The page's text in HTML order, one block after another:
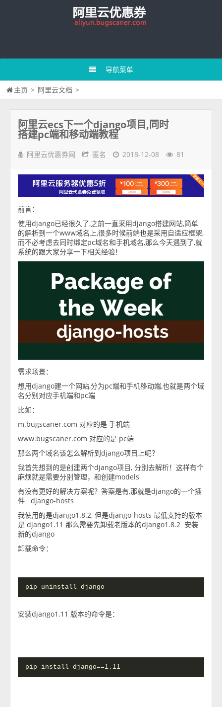
导航菜单
主页 > 阿里云文档 >
阿里云ecs下一个django项目,同时
搭建pc端和移动端教程
阿里云优惠券网 匿名 2018-12-08 81
前言：
使用django已经很久了,之前一直采用django搭建网站,简单
的解析到一个www域名上,很多时候前端也是采用自适应框架,
而不必考虑去同时绑定pc域名和手机域名,那么今天遇到了,就
系统的跟大家分享一下相关经验！
需求场景：
想用django建一个网站,分为pc端和手机移动端,也就是两个域
名分别对应手机端和pc端
比如：
m.bugscaner.com 对应的是 手机端
www.bugscaner.com 对应的是 pc端
那么两个域名该怎么解析到django项目上呢？
我首先想到的是创建两个django项目, 分别去解析！这样有个
麻烦就是需要分别管理，和创建models
有没有更好的解决方案呢？答案是有,那就是django的一个插
件 django-hosts
我使用的是django1.8.2, 但是django-hosts 最低支持的版本
是 django1.11 那么需要先卸载老版本的django1.8.2 安装
新的django
卸载命令：
pip uninstall django
安装django1.11 版本的命令是：
pip install django==1.11